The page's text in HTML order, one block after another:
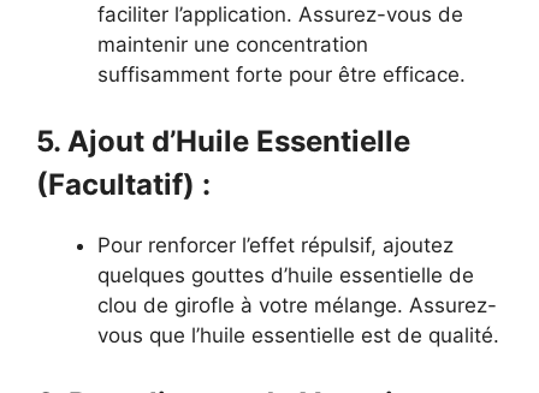
faciliter l’application. Assurez-vous de
maintenir une concentration
suffisamment forte pour être efficace.
5. Ajout d’Huile Essentielle
(Facultatif) :
Pour renforcer l’effet répulsif, ajoutez
quelques gouttes d’huile essentielle de
clou de girofle à votre mélange. Assurez-
vous que l’huile essentielle est de qualité.